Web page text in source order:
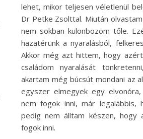
lehet, mikor teljesen véletlenül
Dr Petke Zsolttal. Miután
nem sokban különbözöm tőle.
hazatérünk a nyaralásból,
Akkor még azt hittem, hogy
családom nyaralását
akartam még búcsút mondani az
egyszer elmegyek egy
nem fogok inni, már legalábbis,
pedig nem álltam készen, hogy
fogok inni.